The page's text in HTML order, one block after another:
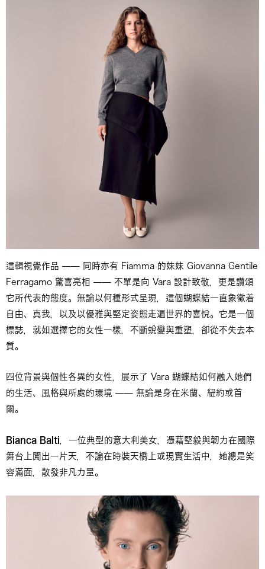
這輯視覺作品 —— 同時亦有 Fiamma 的妹妹 Giovanna Gentile
Ferragamo 驚喜亮相 —— 不單是向 Vara 設計致敬，更是讚頌
它所代表的態度。無論以何種形式呈現，這個蝴蝶結一直象徵着
自由、真我，以及以優雅與堅定姿態走遍世界的喜悅。它是一個
標誌，就如選擇它的女性一樣，不斷蛻變與重塑，卻從不失去本
質。
四位背景與個性各異的女性，展示了 Vara 蝴蝶結如何融入她們
的生活、風格與所處的環境 —— 無論是身在米蘭、紐約或首
爾。
Bianca Balti ，一位典型的意大利美女，憑藉堅毅與韌力在國際
舞台上闖出一片天，不論在時裝天橋上或現實生活中，她總是笑
容滿面，散發非凡力量。